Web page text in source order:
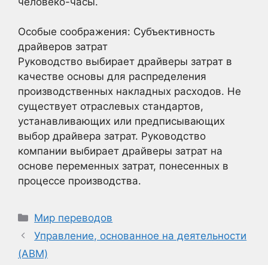
Особые соображения: Субъективность
драйверов затрат
Руководство выбирает драйверы затрат в
качестве основы для распределения
производственных накладных расходов. Не
существует отраслевых стандартов,
устанавливающих или предписывающих
выбор драйвера затрат. Руководство
компании выбирает драйверы затрат на
основе переменных затрат, понесенных в
процессе производства.
Рубрики
Мир переводов
Управление, основанное на деятельности
(ABM)